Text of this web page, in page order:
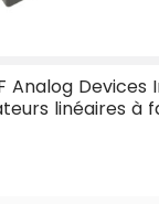
Analog Devices
linéaires à